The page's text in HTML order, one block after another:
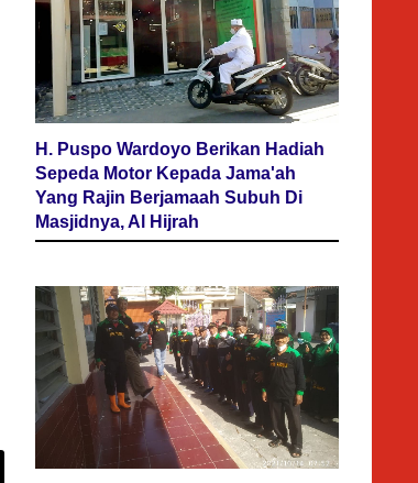
H. Puspo Wardoyo Berikan Hadiah
Sepeda Motor Kepada Jama'ah
Yang Rajin Berjamaah Subuh Di
Masjidnya, Al Hijrah